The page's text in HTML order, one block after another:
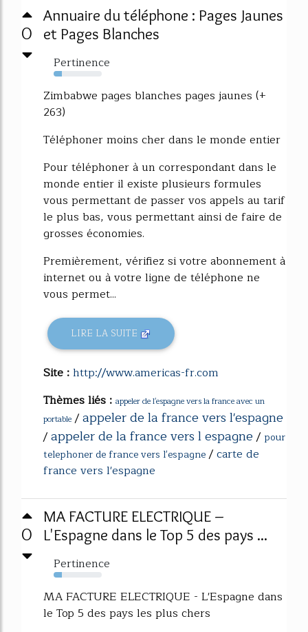
0
Annuaire du téléphone : Pages Jaunes
et Pages Blanches
Pertinence
17%
Zimbabwe pages blanches pages jaunes (+
263)
Téléphoner moins cher dans le monde entier
Pour téléphoner à un correspondant dans le
monde entier il existe plusieurs formules
vous permettant de passer vos appels au tarif
le plus bas, vous permettant ainsi de faire de
grosses économies.
Premièrement, vérifiez si votre abonnement à
internet ou à votre ligne de téléphone ne
vous permet...
LIRE LA SUITE
Site :http://www.americas-fr.com
Thèmes liés : appeler de l'espagne vers la france avec un
portable /appeler de la france vers l'espagne
/appeler de la france vers l espagne/ pour
telephoner de france vers l'espagne/carte de
france vers l'espagne
0
MA FACTURE ELECTRIQUE –
L'Espagne dans le Top 5 des pays ...
Pertinence
17%
MA FACTURE ELECTRIQUE - L'Espagne dans
le Top 5 des pays les plus chers